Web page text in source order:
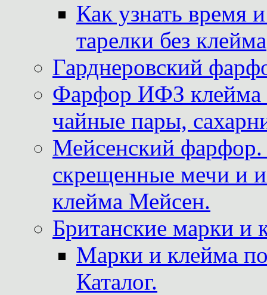
Как узнать время
тарелки без клейма
Гарднеровский
Фарфор ИФЗ клейма
чайные пары,
Мейсенский фарфор.
скрещенные мечи и
клейма Мейсен.
Британские марки и
Марки и клейма
Каталог.